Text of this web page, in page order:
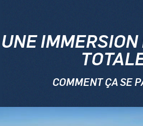
UNE
COMMENT ÇA SE